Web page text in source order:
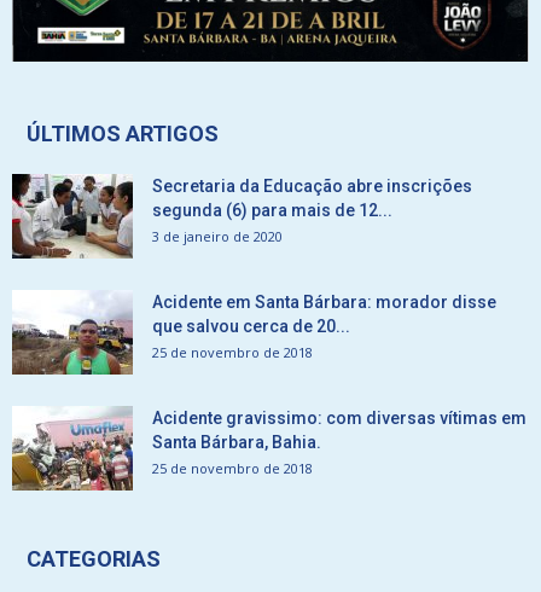
ÚLTIMOS ARTIGOS
Secretaria da Educação abre inscrições
segunda (6) para mais de 12...
3 de janeiro de 2020
Acidente em Santa Bárbara: morador disse
que salvou cerca de 20...
25 de novembro de 2018
Acidente gravissimo: com diversas vítimas em
Santa Bárbara, Bahia.
25 de novembro de 2018
CATEGORIAS